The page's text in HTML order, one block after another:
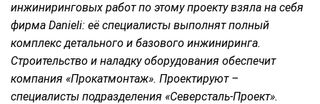
инжиниринговых работ по этому проекту взяла на себя
фирма Danieli: её специалисты выполнят полный
комплекс детального и базового инжиниринга.
Строительство и наладку оборудования обеспечит
компания «Прокатмонтаж». Проектируют –
специалисты подразделения «Северсталь-Проект».